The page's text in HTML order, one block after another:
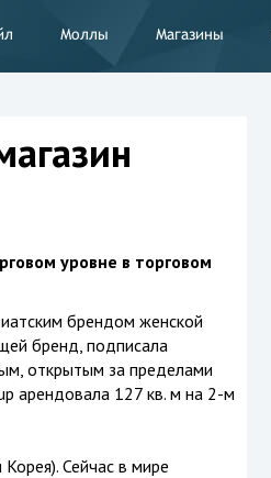
Моллы Магазины
уровне в торговом
брендом женской
бренд, подписала
открытым за пределами
арендовала 127 кв. м на 2-м
Сейчас в мире